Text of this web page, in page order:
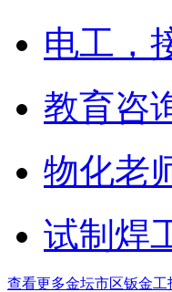
电工，
教育咨
物化老
试制焊
查看更多金坛市区钣金工